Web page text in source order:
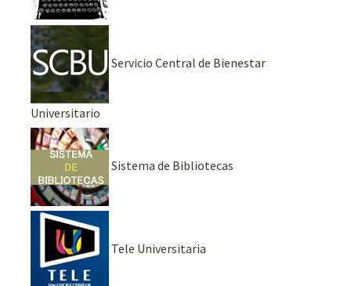
Servicio Central de Bienestar
Universitario
Sistema de Bibliotecas
Tele Universitaria